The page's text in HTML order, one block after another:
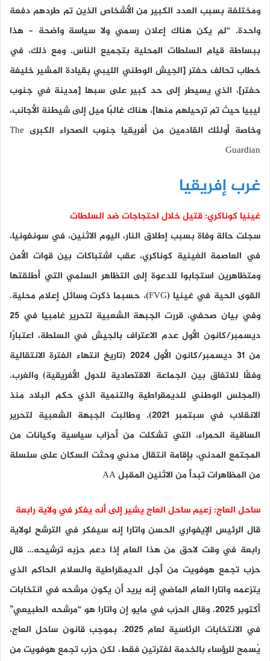
ومختلفة بسبب العدد الكبير من الأشخاص الذين تم طردهم دفعة
واحدة. “لم يكن هناك إعلان رسمي ولا سياسة واضحة – هذا
ببساطة قيام السلطات المحلية بتجميع الناس. ومع ذلك، في
خطاب تحالف حفتر [الجيش الوطني الليبي بقيادة المشير خليفة
حفتر]، الذي يسيطر إلى حد كبير على سبها [مدينة في جنوب
ليبيا حيث تم ترحيلهم منها]، هناك غالبًا ميل إلى شيطنة الأجانب،
وخاصة أولئك القادمين من أفريقيا جنوب الصحراء الكبرى The
Guardian
غرب إفريقيا
غينيا كوناكري: قتيل خلال احتجاجات ضد السلطات
سجلت حالة وفاة بسبب إطلاق النار، اليوم الاثنين، في سونفونيا،
في العاصمة الغينية كوناكري، عقب اشتباكات بين قوات الأمن
ومتظاهرين استجابوا للدعوة إلى التظاهر السلمي التي أطلقتها
القوى الحية في غينيا (FVG)، حسبما ذكرت وسائل إعلام محلية.
وفي بيان صحفي، قررت الجبهة الشعبية لتحرير غامبيا في 25
ديسمبر/كانون الأول عدم الاعتراف بالجيش في السلطة، اعتبارًا
من 31 ديسمبر/كانون الأول 2024 (تاريخ انتهاء الفترة الانتقالية
وفقًا للاتفاق بين الجماعة الاقتصادية للدول الأفريقية) والغرب.
(المجلس الوطني للديمقراطية والتنمية الذي حكم البلاد منذ
الانقلاب في سبتمبر 2021). وطالبت الجبهة الشعبية لتحرير
الساقية الحمراء، التي تشكلت من أحزاب سياسية وكيانات من
المجتمع المدني، بإقامة انتقال مدني وحثت السكان على سلسلة
من المظاهرات تبدأ من الاثنين المقبل AA
ساحل العاج: زعيم ساحل العاج يشير إلى أنه يفكر في ولاية رابعة
قال الرئيس الإيفواري الحسن واتارا إنه سيفكر في الترشح لولاية
رابعة في وقت لاحق من هذا العام إذا دعم حزبه ترشيحه… قال
حزب تجمع هوفويت من أجل الديمقراطية والسلام الحاكم الذي
يتزعمه واتارا العام الماضي إنه يريد أن يكون مرشحه في انتخابات
أكتوبر 2025. وقال الحزب في مايو إن واتارا هو “مرشحه الطبيعي”
في الانتخابات الرئاسية لعام 2025. بموجب قانون ساحل العاج،
يُسمح للرؤساء بالخدمة لفترتين فقط، لكن حزب تجمع هوفويت من